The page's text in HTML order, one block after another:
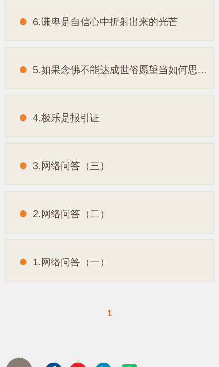
6.谦卑是自信心中折射出来的光芒
5.如果念佛不能达成世俗愿望当如何思惟？
4.极乐是报引证
3.网络问答（三）
2.网络问答（二）
1.网络问答（一）
1